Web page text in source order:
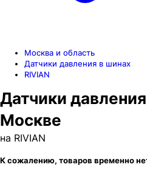
Москва и область
Датчики давления в шинах
RIVIAN
Датчики
Москве
на RIVIAN
К сожалению, товаров временно